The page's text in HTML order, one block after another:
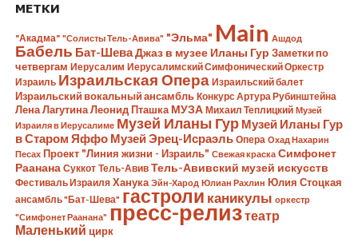
МЕТКИ
"Акадма" "Солисты Тель-Авива" "Эльма" Main Ашдод
Бабель Бат-ШеваДжаз в музее Иланы Гур Заметки по
четвергам Иерусалим Иерусалимский Симфонический Оркестр
Израиль Израильская Опера Израильский балет
Израильский вокальный ансамбль Конкурс Артура Рубинштейна
Лена Лагутина Леонид Пташка МУЗА Михаил Теплицкий Музей
Израиля в Иерусалиме Музей Иланы Гур Музей Иланы Гур
в Старом Яффо Музей Эрец-Исраэль Опера Охад Нахарин
Песах Проект "Линия жизни - Израиль" Свежая краска Симфонет
Раанана Суккот Тель-Авив Тель-Авивский музей искусств
Фестиваль Израиля Ханука Эйн-Харод Юлиан Рахлин Юлия Стоцкая
ансамбль "Бат-Шева" гастроли каникулы оркестр
"Симфонет Раанана" пресс-релизтеатр
Маленький цирк